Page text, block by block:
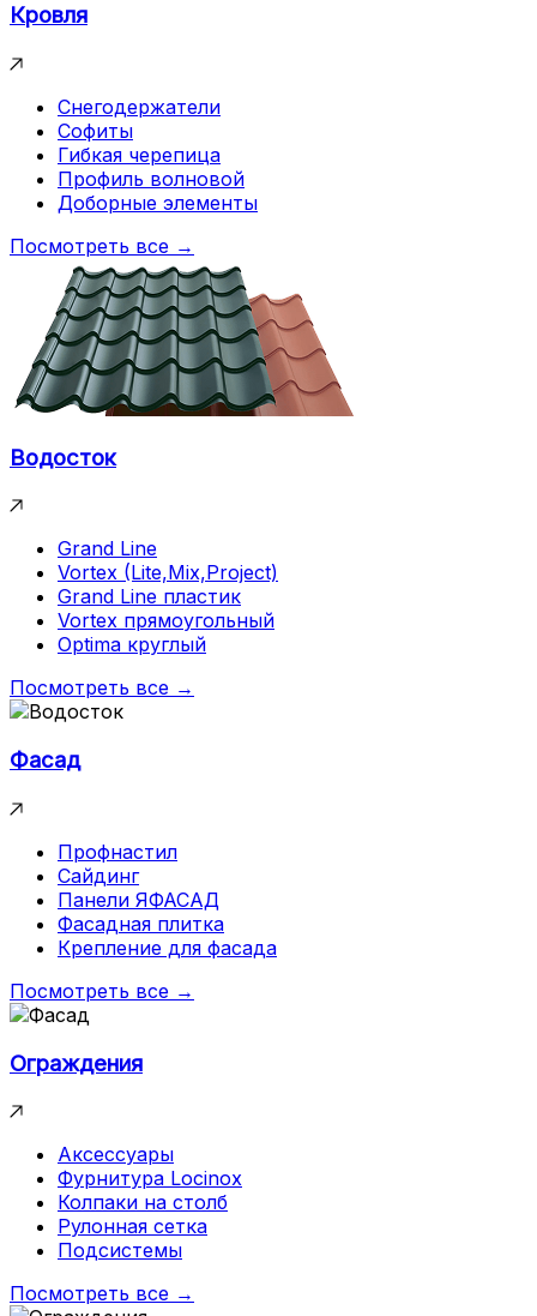
Кровля
Снегодержатели
Софиты
Гибкая черепица
Профиль волновой
Доборные элементы
Посмотреть все →
Водосток
Grand Line
Vortex (Lite,Mix,Project)
Grand Line пластик
Vortex прямоугольный
Optima круглый
Посмотреть все →
Фасад
Профнастил
Сайдинг
Панели ЯФАСАД
Фасадная плитка
Крепление для фасада
Посмотреть все →
Ограждения
Аксессуары
Фурнитура Locinox
Колпаки на столб
Рулонная сетка
Подсистемы
Посмотреть все →